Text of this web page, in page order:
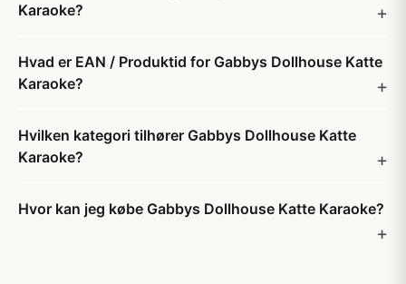
Karaoke?
Hvad er EAN / Produktid for Gabbys Dollhouse Katte
Karaoke?
Hvilken kategori tilhører Gabbys Dollhouse Katte
Karaoke?
Hvor kan jeg købe Gabbys Dollhouse Katte Karaoke?